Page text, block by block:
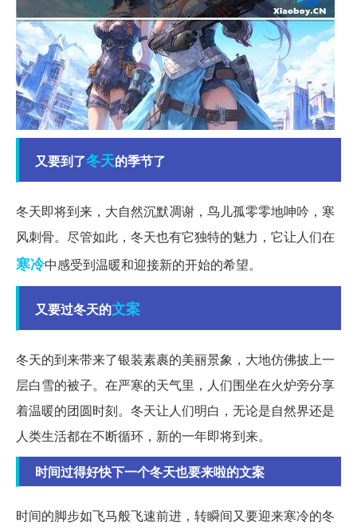
又要到了冬天的季节了
冬天即将到来，大自然沉默凋谢，鸟儿孤零零地呻吟，寒
风刺骨。尽管如此，冬天也有它独特的魅力，它让人们在
寒冷中感受到温暖和迎接新的开始的希望。
又要过冬天的文案
冬天的到来带来了银装素裹的美丽景象，大地仿佛披上一
层白雪的被子。在严寒的天气里，人们围坐在火炉旁分享
着温暖的团圆时刻。冬天让人们明白，无论是自然界还是
人类生活都在不断循环，新的一年即将到来。
时间过得好快下一个冬天也要来啦的文案
时间的脚步如飞马般飞速前进，转瞬间又要迎来寒冷的冬